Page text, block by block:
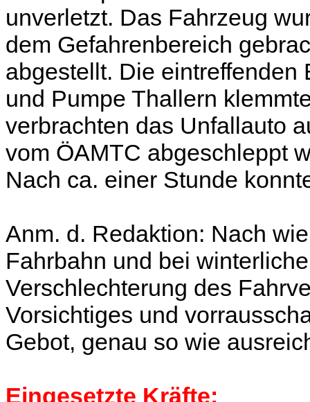
unverletzt. Das Fahrzeug
dem Gefahrenbereich
abgestellt. Die eintreffenden
und Pumpe Thallern
verbrachten das Unfallauto
vom ÖAMTC abgeschleppt
Nach ca. einer Stunde
Anm. d. Redaktion: Nach
Fahrbahn und bei
Verschlechterung des
Vorsichtiges und
Gebot, genau so wie
Eingesetzte Kräfte: